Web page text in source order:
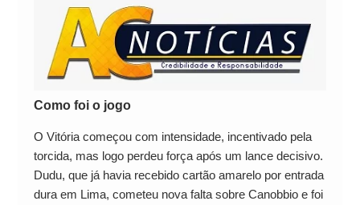
Como foi o jogo
O Vitória começou com intensidade, incentivado pela
torcida, mas logo perdeu força após um lance decisivo.
Dudu, que já havia recebido cartão amarelo por entrada
dura em Lima, cometeu nova falta sobre Canobbio e foi